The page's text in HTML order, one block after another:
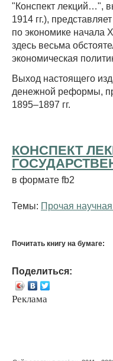
"Конспект лекций…",
1914 гг.),
по экономике начала
здесь весьма
экономическая
Выход настоящего
денежной реформы,
1895–1897 гг.
КОНСПЕКТ
в формате fb2
Темы: Прочая
Почитать книгу на бумаге:
Поделиться:
Реклама